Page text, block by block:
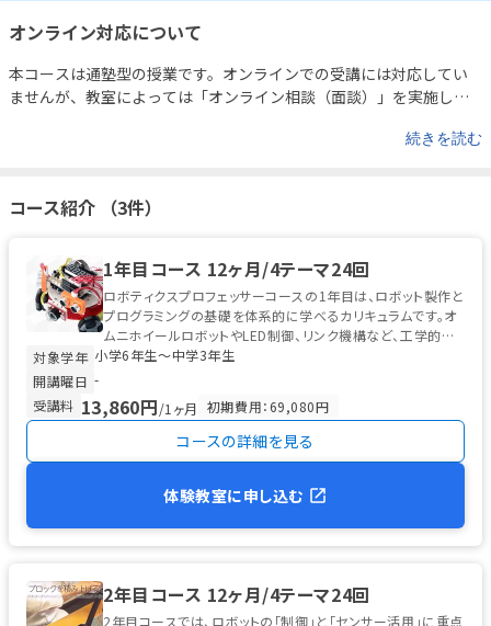
オンライン対応について
本コースは通塾型の授業です。オンラインでの受講には対応してい
ませんが、教室によっては「オンライン相談（面談）」を実施して
続きを読む
コース紹介 （3件）
1年目コース 12ヶ月/4テーマ24回
ロボティクスプロフェッサーコースの1年目は、ロボット製作と
プログラミングの基礎を体系的に学べるカリキュラムです。オ
ムニホイールロボットやLED制御、リンク機構など、工学的な
仕組みに触れながら、セ...
対象学年 小学6年生〜中学3年生
開講曜日 -
受講料 13,860円/1ヶ月 初期費用：69,080円
コースの詳細を見る
体験教室に申し込む
2年目コース 12ヶ月/4テーマ24回
2年目コースでは、ロボットの「制御」と「センサー活用」に重点